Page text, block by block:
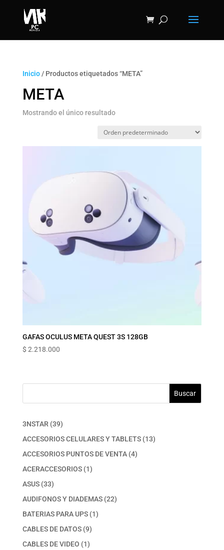
Inicio/ Productos etiquetados “META”
META
Mostrando el único resultado
GAFAS OCULUS META QUEST 3S 128GB
$ 2.218.000
Buscar
3NSTAR 3939
productos
ACCESORIOS CELULARES Y TABLETS 1313
ACCESORIOS PUNTOS DE VENTA 44
ACERACCESORIOS 11
ASUS 3333
productos
AUDIFONOS Y DIADEMAS 2222
BATERIAS PARA UPS 11
CABLES DE DATOS 99
productos
CABLES DE VIDEO 11